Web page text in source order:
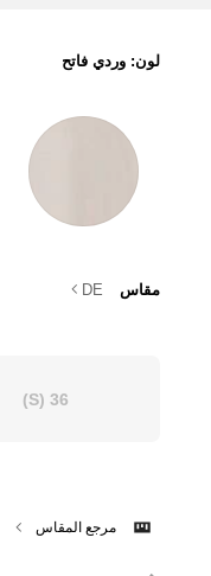
لون: وردي فاتح
مقاس DE
36
(S)
مرجع المقاس